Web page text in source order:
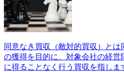
同意なき買収（敵対的買収）と
の獲得を目的に、対象会社の経
に得ることなく行う買収を指しま